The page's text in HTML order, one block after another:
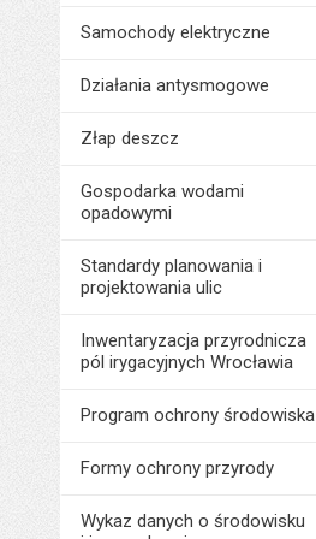
Samochody elektryczne
Działania antysmogowe
Złap deszcz
Gospodarka wodami
opadowymi
Standardy planowania i
projektowania ulic
Inwentaryzacja przyrodnicza
pól irygacyjnych Wrocławia
Program ochrony środowiska
Formy ochrony przyrody
Wykaz danych o środowisku